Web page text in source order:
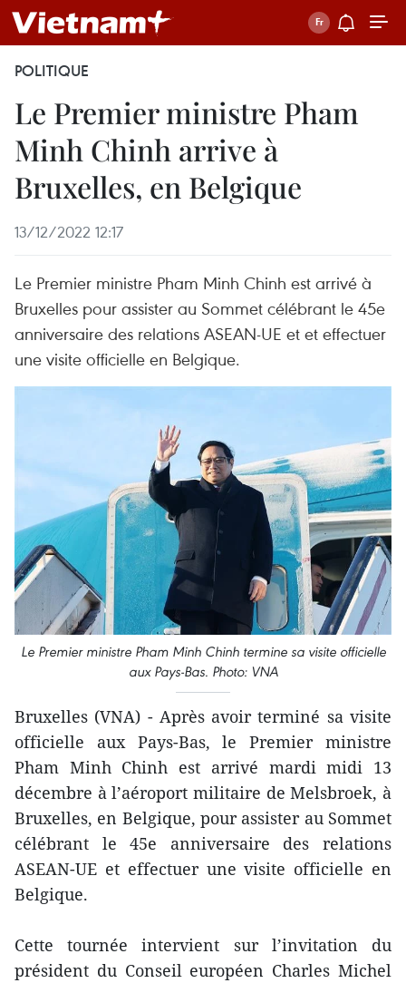
POLITIQUE
Le Premier ministre Pham
Minh Chinh arrive à
Bruxelles, en Belgique
13/12/2022 12:17
Le Premier ministre Pham Minh Chinh est arrivé à
Bruxelles pour assister au Sommet célébrant le 45e
anniversaire des relations ASEAN-UE et et effectuer
une visite officielle en Belgique.
Le Premier ministre Pham Minh Chinh termine sa visite officielle
aux Pays-Bas. Photo: VNA
Bruxelles (VNA) - Après avoir terminé sa visite
officielle aux Pays-Bas, le Premier ministre
Pham Minh Chinh est arrivé mardi midi 13
décembre à l’aéroport militaire de Melsbroek, à
Bruxelles, en Belgique, pour assister au Sommet
célébrant le 45e anniversaire des relations
ASEAN-UE et effectuer une visite officielle en
Belgique.
Cette tournée intervient sur l’invitation du
président du Conseil européen Charles Michel